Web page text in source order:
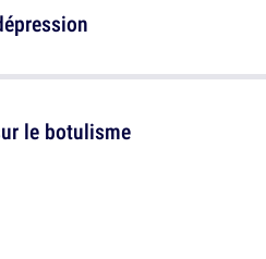
le botulisme